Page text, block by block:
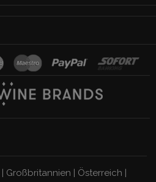
| Großbritannien | Österreich |